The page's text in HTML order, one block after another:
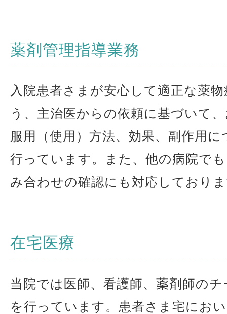
薬剤管理指導業務
入院患者さまが安心して適正な薬
う、主治医からの依頼に基づいて
服用（使用）方法、効果、副作用
行っています。また、他の病院で
み合わせの確認にも対応しており
在宅医療
当院では医師、看護師、薬剤師の
を行っています。患者さま宅にお